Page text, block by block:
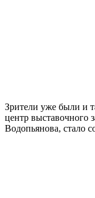
Зрители уже были и
центр выставочного
Водопьянова, стало